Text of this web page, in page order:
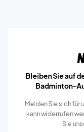
Bleiben Sie auf
Badminton-
Melden Sie sich für
kann widerrufen
Sie